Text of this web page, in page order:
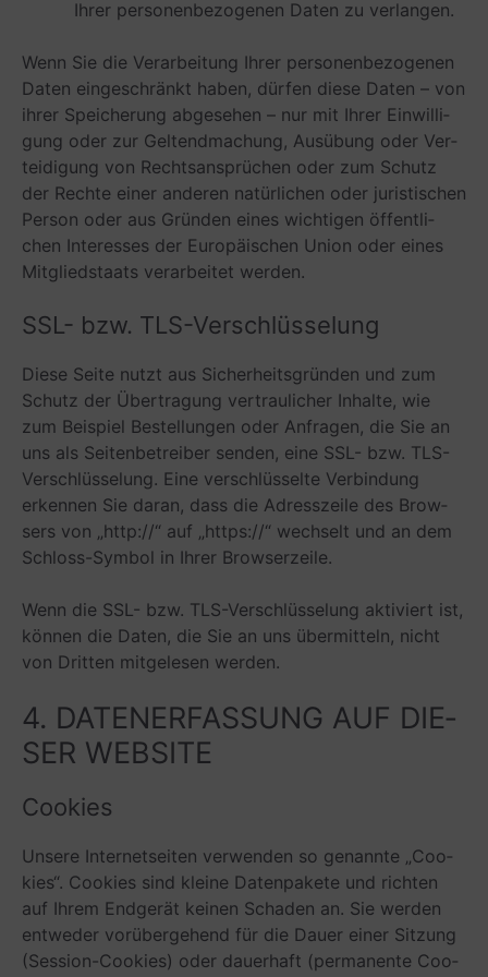
Ihrer per­so­nen­be­zo­ge­nen Daten zu verlangen.
Wenn Sie die Ver­ar­bei­tung Ihrer per­so­nen­be­zo­ge­nen
Daten ein­ge­schränkt haben, dür­fen diese Daten – von
ihrer Spei­che­rung abge­se­hen – nur mit Ihrer Ein­wil­li­
gung oder zur Gel­tend­ma­chung, Aus­übung oder Ver­
tei­di­gung von Rechts­an­sprü­chen oder zum Schutz
der Rechte einer ande­ren natür­li­chen oder juris­ti­schen
Per­son oder aus Grün­den eines wich­ti­gen öffent­li­
chen Inter­es­ses der Euro­päi­schen Union oder eines
Mit­glied­staats ver­ar­bei­tet werden.
SSL- bzw. TLS-Verschlüsselung
Diese Seite nutzt aus Sicher­heits­grün­den und zum
Schutz der Über­tra­gung ver­trau­li­cher Inhalte, wie
zum Bei­spiel Bestel­lun­gen oder Anfra­gen, die Sie an
uns als Sei­ten­be­trei­ber sen­den, eine SSL- bzw. TLS-
Ver­schlüs­se­lung. Eine ver­schlüs­selte Ver­bin­dung
erken­nen Sie daran, dass die Adress­zeile des Brow­
sers von „http://“ auf „https://“ wech­selt und an dem
Schloss-Sym­bol in Ihrer Browserzeile.
Wenn die SSL- bzw. TLS-Ver­schlüs­se­lung akti­viert ist,
kön­nen die Daten, die Sie an uns über­mit­teln, nicht
von Drit­ten mit­ge­le­sen werden.
4. DATEN­ER­FAS­SUNG AUF DIE­
SER WEBSITE
Coo­kies
Unsere Inter­net­sei­ten ver­wen­den so genannte „Coo­
kies“. Coo­kies sind kleine Daten­pa­kete und rich­ten
auf Ihrem End­ge­rät kei­nen Scha­den an. Sie wer­den
ent­we­der vor­über­ge­hend für die Dauer einer Sit­zung
(Ses­sion-Coo­kies) oder dau­er­haft (per­ma­nente Coo­